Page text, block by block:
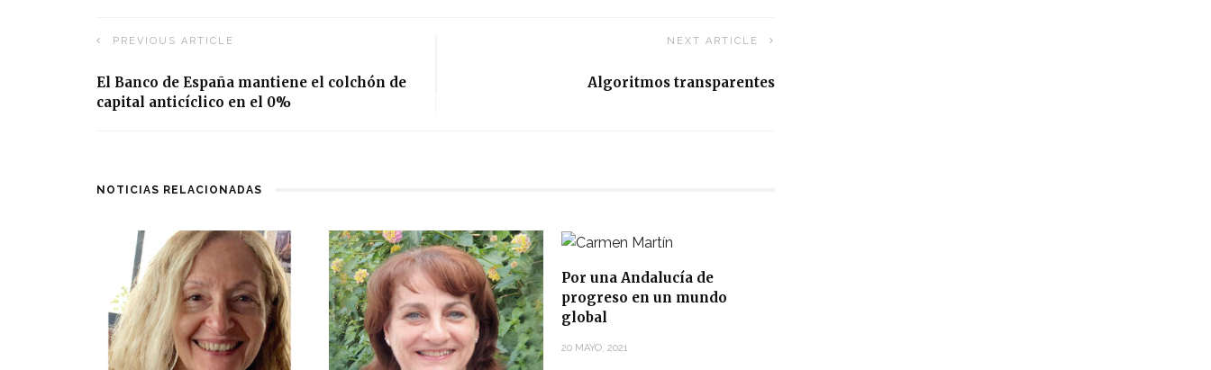
PREVIOUS ARTICLE
El Banco de España mantiene el colchón de
capital anticíclico en el 0%
NEXT ARTICLE
Algoritmos transparentes
NOTICIAS RELACIONADAS
Por una Andalucía de
progreso en un mundo
global
20 MAYO, 2021